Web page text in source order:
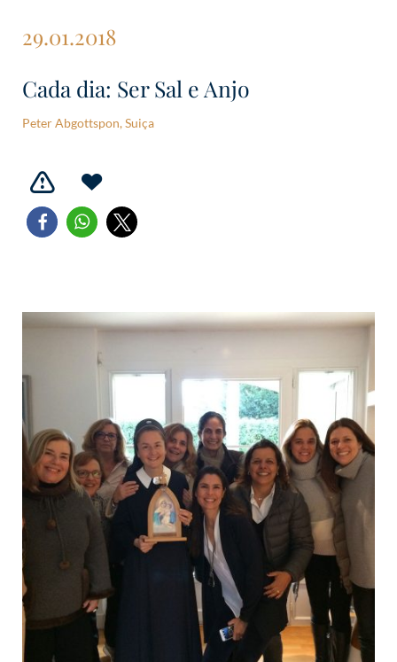
29.01.2018
Cada dia: Ser Sal e Anjo
Peter Abgottspon, Suiça